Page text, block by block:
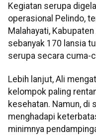
Kegiatan serupa
operasional Pelindo,
Malahayati,
sebanyak 170 lansia
serupa secara cuma-
Lebih lanjut, Ali
kelompok paling
kesehatan. Namun, di
menghadapi
minimnya